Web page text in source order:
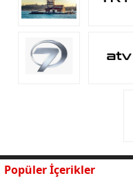
Popüler İçerikler